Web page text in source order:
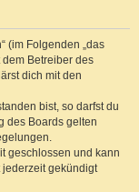
(im Folgenden „das
dem Betreiber des
dich mit den
bist, so darfst du
des Boards gelten
geschlossen und kann
gekündigt